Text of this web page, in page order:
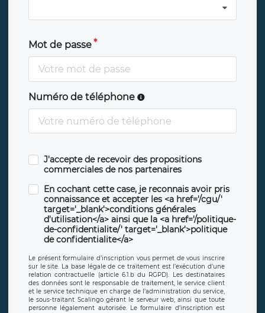
Mot de passe
Numéro de téléphone
J'accepte de recevoir des propositions
commerciales de nos partenaires
En cochant cette case, je reconnais avoir pris
connaissance et accepter les <a href='/cgu/'
target='_blank'>conditions générales
d'utilisation</a> ainsi que la <a href='/politique-
de-confidentialite/' target='_blank'>politique
de confidentialite</a>
Le présent formulaire d’inscription vous permet de vous inscrire
sur le site. La base légale de ce traitement est l’exécution d’une
relation contractuelle (article 6.1.b du RGPD). Les destinataires
des données sont le responsable de traitement, le service client
et le service technique en charge de l’administration du service,
le sous-traitant Scalingo gérant le serveur web, ainsi que toute
personne légalement autorisée. Le formulaire d’inscription est